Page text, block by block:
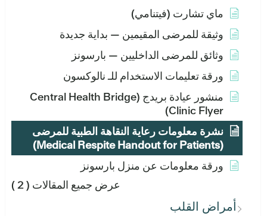
ماي تشارت (فيتنامي)
وثيقة للمرضى المقيمين — بداية جديدة
وثائق للمرضى الداخليين — بارسونز
ورقة تعليمات الاستخدام للـ نالوكسون
منشور عيادة بريدج (Central Health Bridge
Clinic Flyer)
نشرة معلومات رعاية النقاهة الطبية للمرضى
(Medical Respite Handout for Patients)
ورقة معلومات عن منزل بارسونز
عرض جميع المقالات ( 2 )
أمراض القلب